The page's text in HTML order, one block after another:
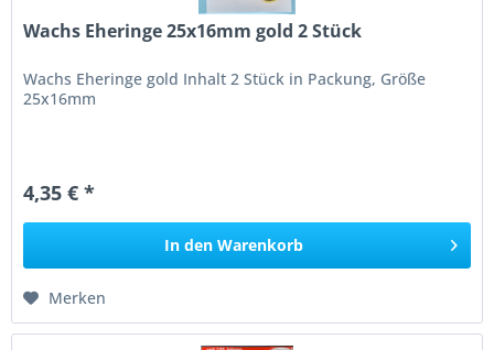
Wachs Eheringe 25x16mm gold 2 Stück
Wachs Eheringe gold Inhalt 2 Stück in Packung, Größe
25x16mm
4,35 € *
In den Warenkorb
Merken